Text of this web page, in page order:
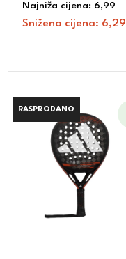
Najniža cijena: 6,99
Snižena cijena: 6,29
RASPRODANO
RASPRODANO